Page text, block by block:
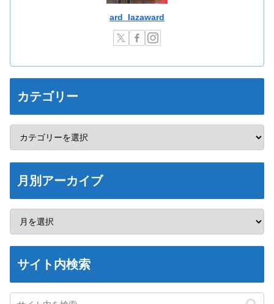
ard_lazaward
カテゴリー
月別アーカイブ
サイト内検索